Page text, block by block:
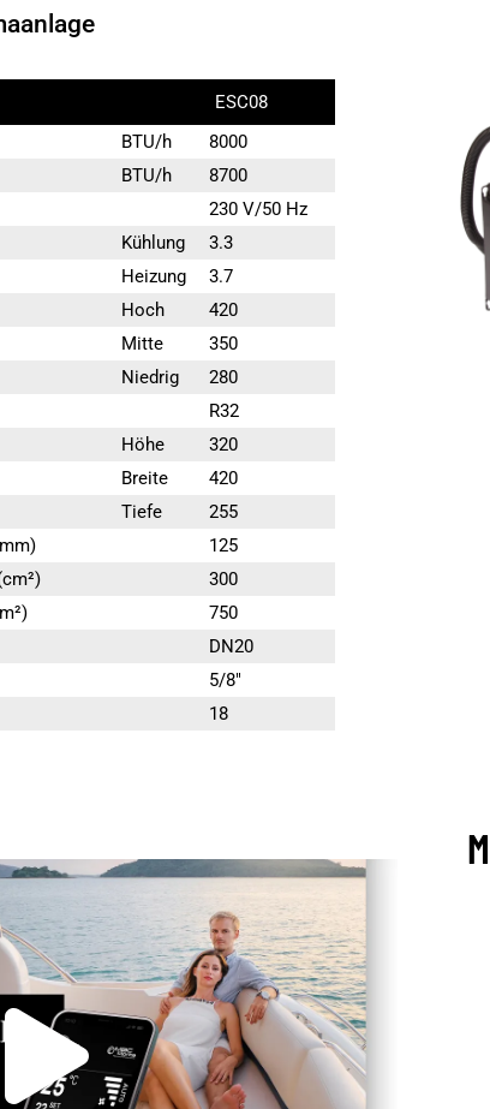
ESC08
BTU/h
8000
BTU/h
8700
230 V/50 Hz
Kühlung
3.3
Heizung
3.7
Hoch
420
Mitte
350
Niedrig
280
R32
Höhe
320
Breite
420
Tiefe
255
125
300
750
DN20
5/8″
18